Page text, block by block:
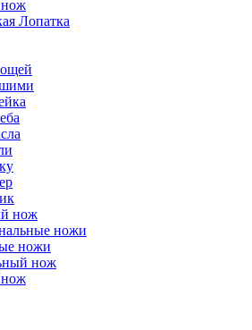
нож
Лопатка
нож
ножи
ножи
нож